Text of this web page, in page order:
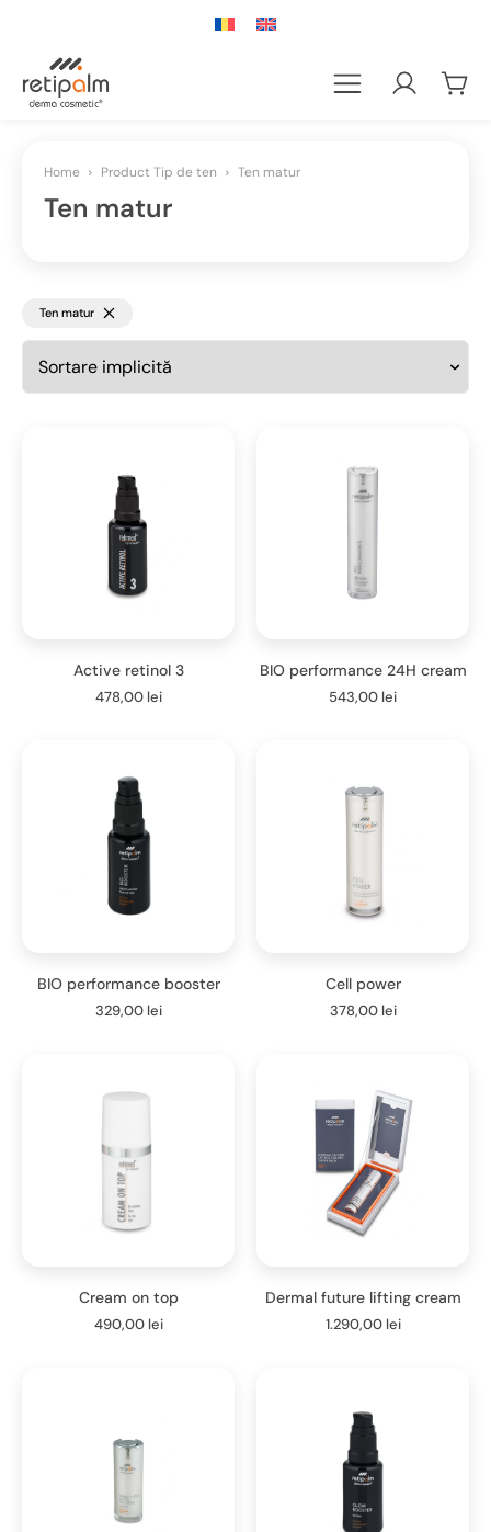
Home Product Tip de ten Ten matur
Ten matur
Ten matur
Active retinol 3
478,00 lei
BIO performance 24H cream
543,00 lei
BIO performance booster
329,00 lei
Cell power
378,00 lei
Cream on top
490,00 lei
Dermal future lifting cream
1.290,00 lei